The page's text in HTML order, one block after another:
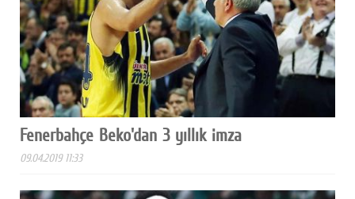
Fenerbahçe Beko'dan 3 yıllık imza
09.04.2019 11:33